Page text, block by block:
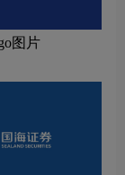
图片